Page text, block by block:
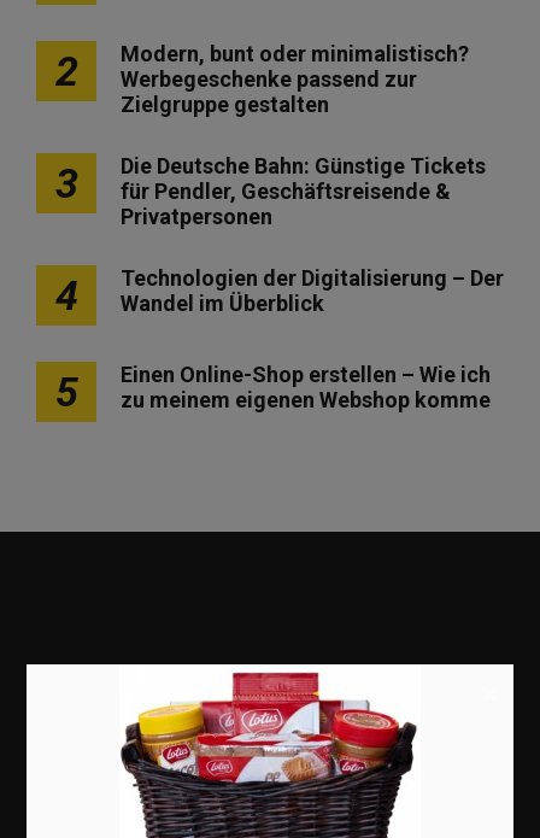
2
Modern, bunt oder minimalistisch?
Werbegeschenke passend zur
Zielgruppe gestalten
3
Die Deutsche Bahn: Günstige Tickets
für Pendler, Geschäftsreisende &
Privatpersonen
4
Technologien der Digitalisierung – Der
Wandel im Überblick
5
Einen Online-Shop erstellen – Wie ich
zu meinem eigenen Webshop komme
Erfolgsgeschichten